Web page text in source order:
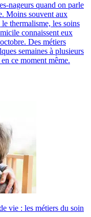
nageurs quand on parle
Moins souvent aux
thermalisme, les soins
connaissent eux
Des métiers
semaines à plusieurs
ce moment même.
vie : les métiers du soin